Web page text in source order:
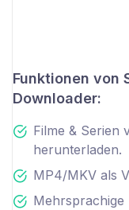
Funktionen von
Downloader:
Filme & Serien
herunterladen.
MP4/MKV als
Mehrsprachige